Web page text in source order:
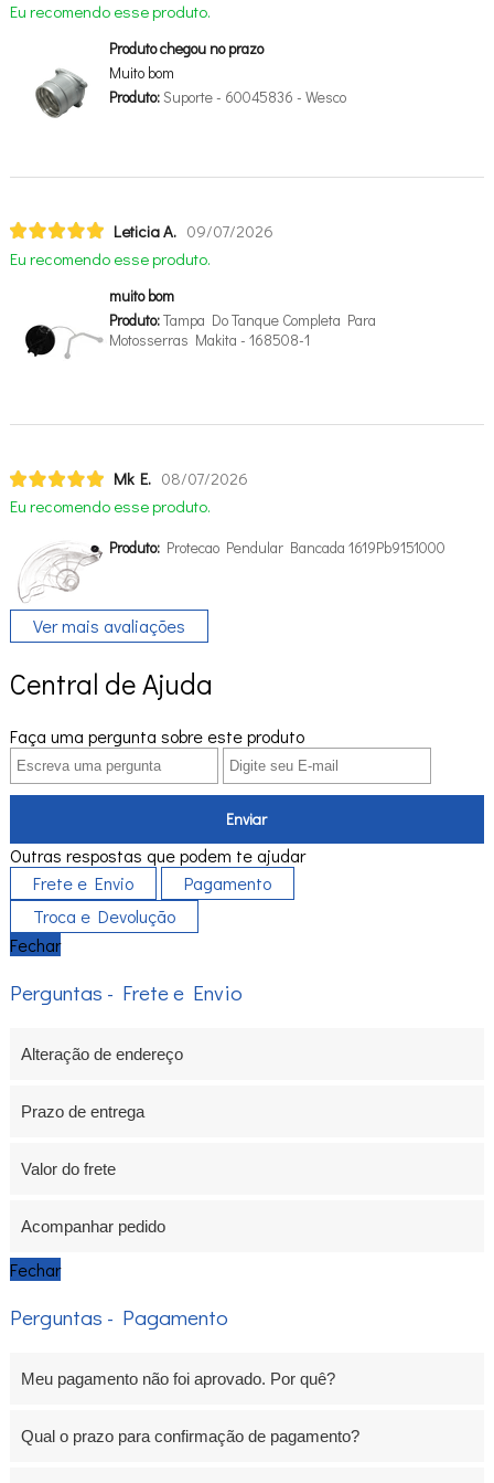
Eu recomendo esse produto.
Produto chegou no prazo
Muito bom
Produto:Suporte - 60045836 - Wesco
Leticia A. 09/07/2026
Eu recomendo esse produto.
muito bom
Produto:Tampa Do Tanque Completa Para
Motosserras Makita - 168508-1
Mk E. 08/07/2026
Eu recomendo esse produto.
Produto:Protecao Pendular Bancada 1619Pb9151000
Ver mais avaliações
Central de Ajuda
Faça uma pergunta sobre este produto
Enviar
Outras respostas que podem te ajudar
Frete e Envio
Pagamento
Troca e Devolução
Fechar
Perguntas - Frete e Envio
Alteração de endereço
Prazo de entrega
Valor do frete
Acompanhar pedido
Fechar
Perguntas - Pagamento
Meu pagamento não foi aprovado. Por quê?
Qual o prazo para confirmação de pagamento?